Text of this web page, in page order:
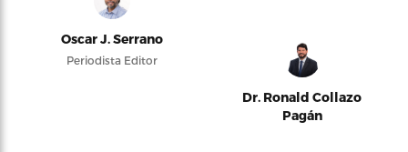
Oscar J. Serrano
Periodista Editor
Dr. Ronald Collazo
Pagán